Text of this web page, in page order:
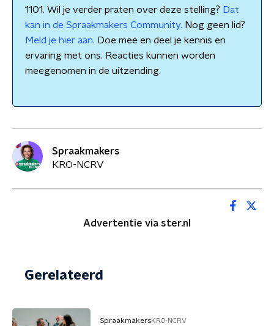
1101. Wil je verder praten over deze stelling? Dat
kan in de Spraakmakers Community. Nog geen lid?
Meld je hier aan. Doe mee en deel je kennis en
ervaring met ons. Reacties kunnen worden
meegenomen in de uitzending.
Spraakmakers
KRO-NCRV
Advertentie via ster.nl
Gerelateerd
SpraakmakersKRO-NCRV